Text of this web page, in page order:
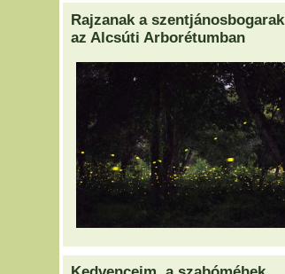
Rajzanak a szentjánosbogarak
az Alcsúti Arborétumban